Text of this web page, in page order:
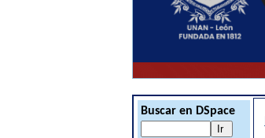
Buscar en DSpace